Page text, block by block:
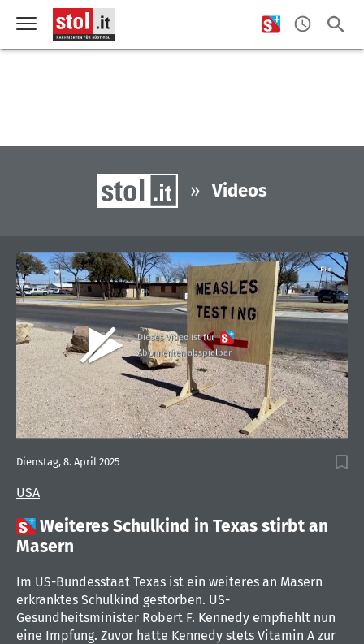
» Videos
Dieses Video ist für
Abonnenten abspielbar
USA
Dienstag, 8. April 2025
Weiteres Schulkind in Texas stirbt an
Masern
Im US-Bundesstaat Texas ist ein weiteres an Masern
erkranktes Schulkind gestorben. US-
Gesundheitsminister Robert F. Kennedy empfiehlt nun
eine Impfung. Zuvor hatte Kennedy stets Vitamin A zur